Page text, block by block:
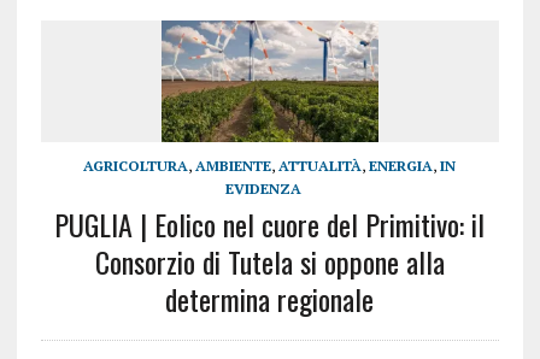
AGRICOLTURA,AMBIENTE,ATTUALITÀ,ENERGIA,IN
EVIDENZA
PUGLIA | Eolico nel cuore del Primitivo: il
Consorzio di Tutela si oppone alla
determina regionale